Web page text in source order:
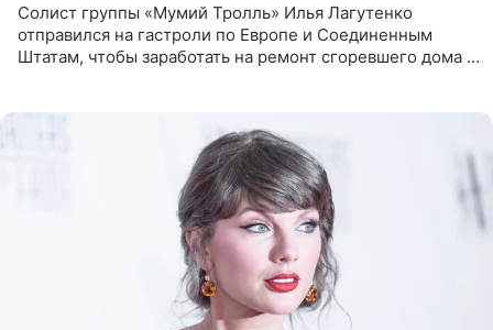
Солист группы «Мумий Тролль» Илья Лагутенко
отправился на гастроли по Европе и Соединенным
Штатам, чтобы заработать на ремонт сгоревшего дома в